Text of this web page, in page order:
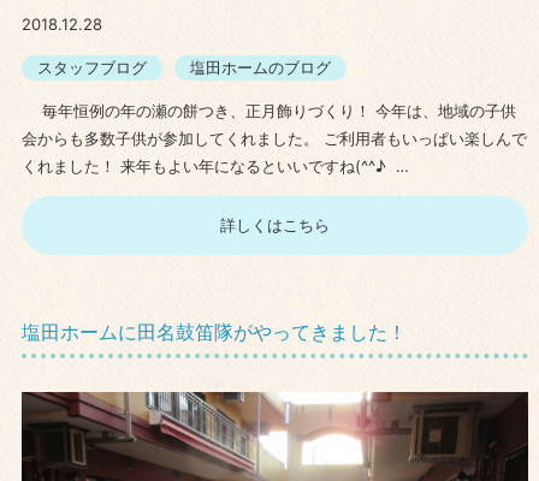
2018.12.28
スタッフブログ 塩田ホームのブログ
毎年恒例の年の瀬の餅つき、正月飾りづくり！ 今年は、地域の子供
会からも多数子供が参加してくれました。 ご利用者もいっぱい楽しんで
くれました！ 来年もよい年になるといいですね(^^♪ …
詳しくはこちら
塩田ホームに田名鼓笛隊がやってきました！